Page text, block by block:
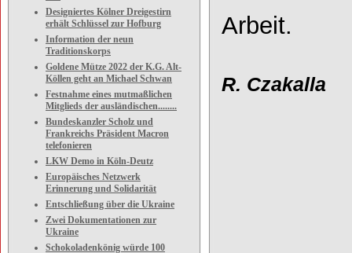
Designiertes Kölner Dreigestirn
erhält Schlüssel zur Hofburg
Information der neun
Traditionskorps
Goldene Mütze 2022 der K.G. Alt-
Köllen geht an Michael Schwan
Festnahme eines mutmaßlichen
Mitglieds der ausländischen........
Bundeskanzler Scholz und
Frankreichs Präsident Macron
telefonieren
LKW Demo in Köln-Deutz
Europäisches Netzwerk
Erinnerung und Solidarität
Entschließung über die Ukraine
Zwei Dokumentationen zur
Ukraine
Schokoladenkönig würde 100
Arbeit.
R. Czakalla